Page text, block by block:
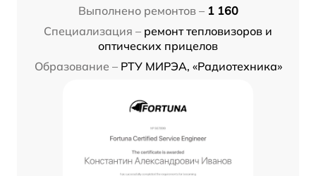
Выполнено ремонтов – 1 160
Специализация – ремонт тепловизоров и
оптических прицелов
Образование – РТУ МИРЭА, «Радиотехника»